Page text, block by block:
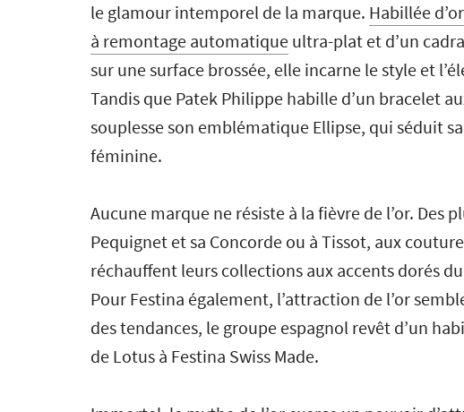
le glamour intemporel de la marque. Habillée
à remontage automatique ultra-plat et d’un
sur une surface brossée, elle incarne le style et
Tandis que Patek Philippe habille d’un bracelet
souplesse son emblématique Ellipse, qui séduit
féminine.
Aucune marque ne résiste à la fièvre de l’or. Des
Pequignet et sa Concorde ou à Tissot, aux
réchauffent leurs collections aux accents dorés
Pour Festina également, l’attraction de l’or
des tendances, le groupe espagnol revêt d’un
de Lotus à Festina Swiss Made.